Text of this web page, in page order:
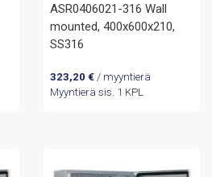
ASR0406021-316 Wall
mounted, 400x600x210,
SS316
323,20 €/ myyntierä
Myyntierä sis. 1 KPL